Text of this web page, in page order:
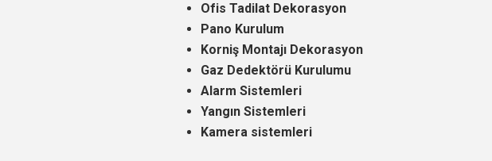
Ofis Tadilat Dekorasyon
Pano Kurulum
Korniş Montajı Dekorasyon
Gaz Dedektörü Kurulumu
Alarm Sistemleri
Yangın Sistemleri
Kamera sistemleri